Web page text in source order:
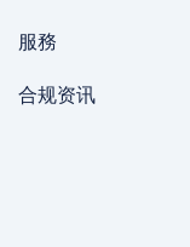
服務
合规资讯